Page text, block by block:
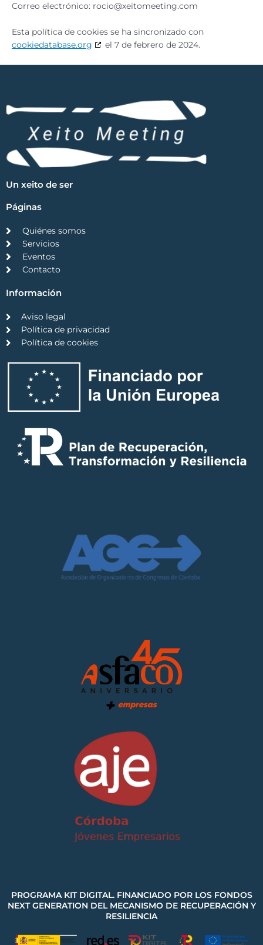
Correo electrónico: moc.gniteemotiex@oicor
Esta política de cookies se ha sincronizado con
cookiedatabase.org
el 7 de febrero de 2024.
Un xeito de ser
Páginas
Quiénes somos
Servicios
Eventos
Contacto
Información
Aviso legal
Política de privacidad
Política de cookies
PROGRAMA KIT DIGITAL. FINANCIADO POR LOS FONDOS
NEXT GENERATION DEL MECANISMO DE RECUPERACIÓN Y
RESILIENCIA